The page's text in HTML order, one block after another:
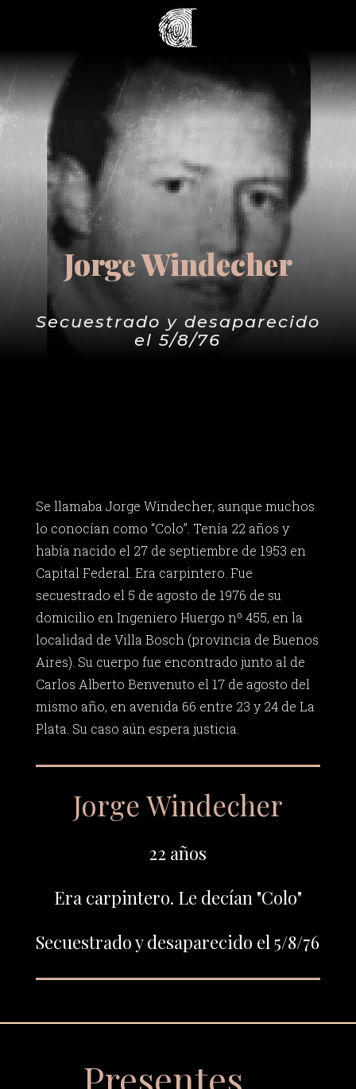
Jorge Windecher
Secuestrado y desaparecido
el 5/8/76
Se llamaba Jorge Windecher, aunque muchos
lo conocían como “Colo”. Tenía 22 años y
había nacido el 27 de septiembre de 1953 en
Capital Federal. Era carpintero. Fue
secuestrado el 5 de agosto de 1976 de su
domicilio en Ingeniero Huergo nº 455, en la
localidad de Villa Bosch (provincia de Buenos
Aires). Su cuerpo fue encontrado junto al de
Carlos Alberto Benvenuto el 17 de agosto del
mismo año, en avenida 66 entre 23 y 24 de La
Plata. Su caso aún espera justicia.
Jorge Windecher
22 años
Era carpintero. Le decían "Colo"
Secuestrado y desaparecido el 5/8/76
Presentes…